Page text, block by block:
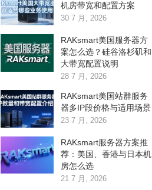
机房带宽和配置方案
30 7 月, 2026
RAKsmart美国服务器方
案怎么选？硅谷洛杉矶和
大带宽配置说明
28 7 月, 2026
RAKsmart美国站群服务
器多IP段价格与适用场景
23 7 月, 2026
RAKsmart服务器方案推
荐：美国、香港与日本机
房怎么选
21 7 月, 2026